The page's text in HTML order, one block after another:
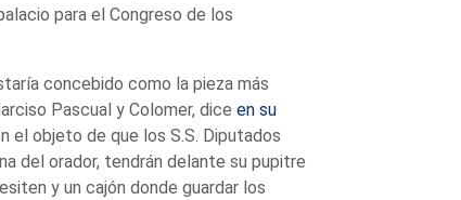
para el Congreso de los
concebido como la pieza más
Pascual y Colomer, dice en su
el objeto de que los S.S. Diputados
del orador, tendrán delante su pupitre
y un cajón donde guardar los